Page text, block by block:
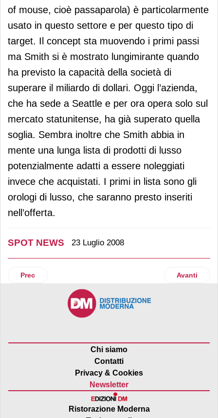
of mouse, cioè passaparola) è particolarmente
usato in questo settore e per questo tipo di
target. Il concept sta muovendo i primi passi
ma Smith si è mostrato lungimirante quando
ha previsto la capacità della società di
superare il miliardo di dollari. Oggi l’azienda,
che ha sede a Seattle e per ora opera solo sul
mercato statunitense, ha già superato quella
soglia. Sembra inoltre che Smith abbia in
mente una lunga lista di prodotti di lusso
potenzialmente adatti a essere noleggiati
invece che acquistati. I primi in lista sono gli
orologi di lusso, che saranno presto inseriti
nell’offerta.
SPOT NEWS 23 Luglio 2008
Articolo precedente: A tutta originalità con Red Bull
Prec Articolo
Avanti
Chi siamo
Contatti
Privacy & Cookies
Newsletter
Ristorazione Moderna